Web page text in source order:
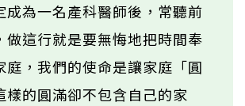
成為一名產科醫師後，常聽前
做這行就是要無悔地把時間奉
庭，我們的使命是讓家庭「圓
樣的圓滿卻不包含自己的家